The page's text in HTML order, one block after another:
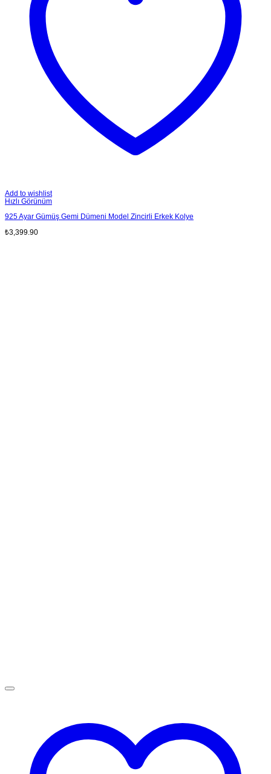
Add to wishlist
Hızlı Görünüm
925 Ayar Gümüş Gemi Dümeni Model Zincirli Erkek Kolye
₺3,399.90